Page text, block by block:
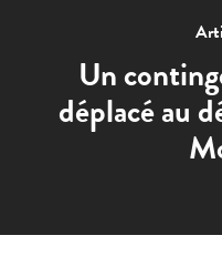
Un
déplacé au